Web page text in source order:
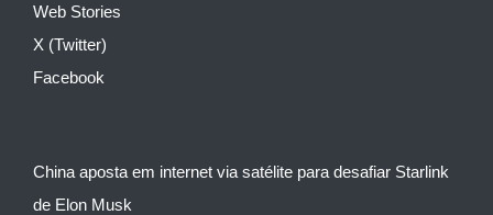
Web Stories
X (Twitter)
Facebook
China aposta em internet via satélite para desafiar Starlink
de Elon Musk